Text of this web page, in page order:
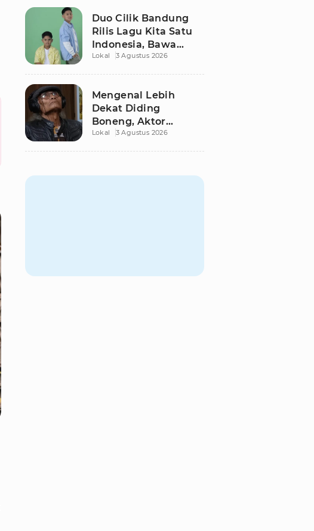
Duo Cilik Bandung
Rilis Lagu Kita Satu
Indonesia, Bawa
Pesan Persatuan
Lokal 3 Agustus 2026
Mengenal Lebih
Dekat Diding
Boneng, Aktor
Legendaris yang
Lokal 3 Agustus 2026